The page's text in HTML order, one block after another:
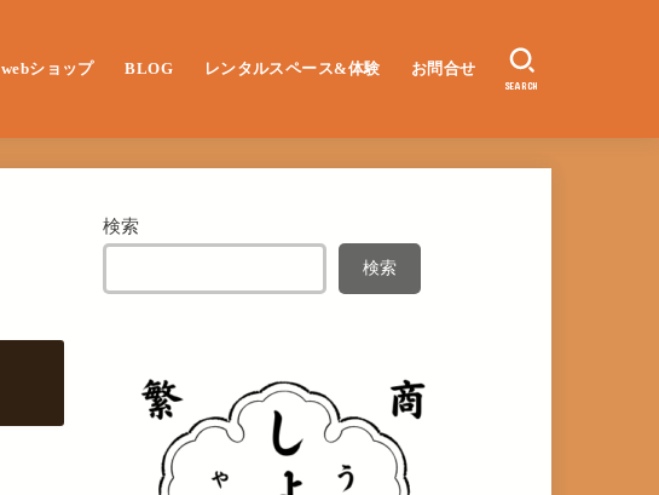
webショップ BLOG レンタルスペース&体験 お問合せ
SEARCH
検索
検索